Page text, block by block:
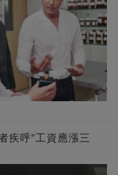
疾呼"工資應漲三